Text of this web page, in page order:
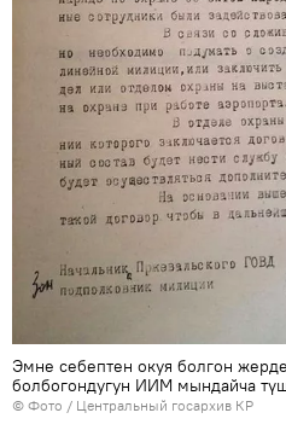
Эмне себептен окуя болгон
болбогондугун ИИМ мындайча
© Фото / Центральный госархив КР